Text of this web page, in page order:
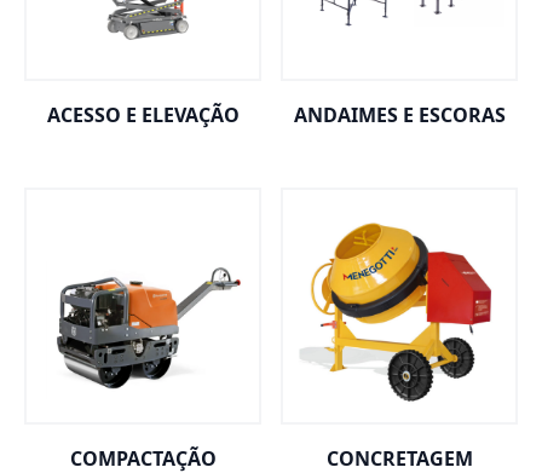
ACESSO E ELEVAÇÃO ANDAIMES E ESCORAS
COMPACTAÇÃO CONCRETAGEM